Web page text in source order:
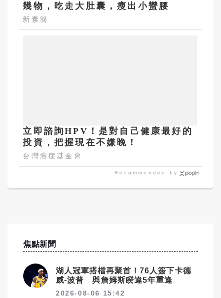
幾物，吃走大肚囊，瘦出小蠻腰
新素簡
立即諮詢HPV！是對自己健康最好的
投資，把握現在不嫌晚！
台灣癌症基金會
Recommended by
焦點新聞
湖人冠軍搭檔再聚首！76人簽下卡德
威-波普 與詹姆斯睽違5年重逢
2026-08-06 15:42